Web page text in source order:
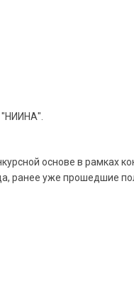
"НИИНА".
основе в рамках
уже прошедшие